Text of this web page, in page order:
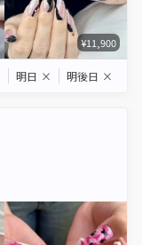
¥11,900
明日 × 明後日 ×